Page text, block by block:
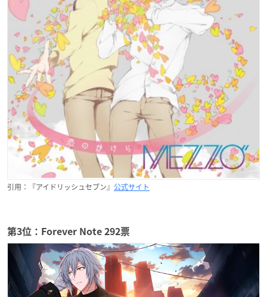
引用：『アイドリッシュセブン』 公式サイト
第3位：Forever Note 292票